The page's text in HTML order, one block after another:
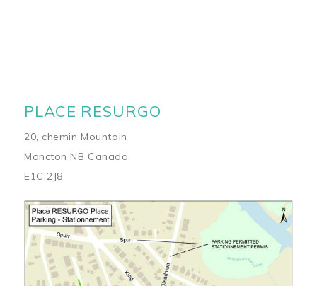
PLACE RESURGO
20, chemin Mountain
Moncton NB Canada
E1C 2J8